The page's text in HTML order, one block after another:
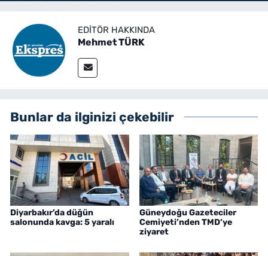
EDITÖR HAKKINDA
Mehmet TÜRK
Bunlar da ilginizi çekebilir
Diyarbakır’da düğün
salonunda kavga: 5 yaralı
Güneydoğu Gazeteciler
Cemiyeti’nden TMD’ye
ziyaret